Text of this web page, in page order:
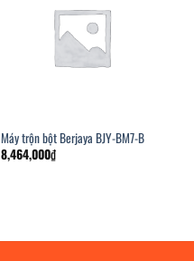
Máy trộn bột Berjaya BJY-BM7-B
8,464,000₫